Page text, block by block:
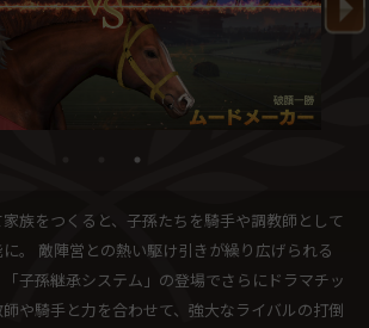
族をつくると、子孫たちを騎手や調教師として
。 敵陣営との熱い駆け引きが繰り広げられる
「子孫継承システム」の登場でさらにドラマチッ
や騎手と力を合わせて、強大なライバルの打倒